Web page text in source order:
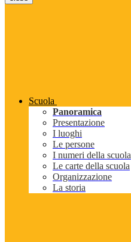
Scuola
Panoramica
Presentazione
I luoghi
Le persone
I numeri della scuola
Le carte della scuola
Organizzazione
La storia